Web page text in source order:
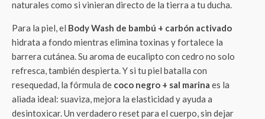
naturales como si vinieran directo de la tierra a tu ducha.
Para la piel, el Body Wash de bambú + carbón activado
hidrata a fondo mientras elimina toxinas y fortalece la
barrera cutánea. Su aroma de eucalipto con cedro no solo
refresca, también despierta. Y si tu piel batalla con
resequedad, la fórmula de coco negro + sal marina es la
aliada ideal: suaviza, mejora la elasticidad y ayuda a
desintoxicar. Un verdadero reset para el cuerpo, sin dejar